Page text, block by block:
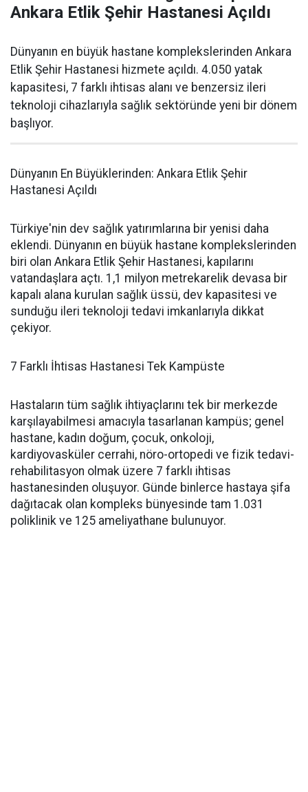
Ankara Etlik Şehir Hastanesi Açıldı
Dünyanın en büyük hastane komplekslerinden Ankara
Etlik Şehir Hastanesi hizmete açıldı. 4.050 yatak
kapasitesi, 7 farklı ihtisas alanı ve benzersiz ileri
teknoloji cihazlarıyla sağlık sektöründe yeni bir dönem
başlıyor.
Dünyanın En Büyüklerinden: Ankara Etlik Şehir
Hastanesi Açıldı
Türkiye'nin dev sağlık yatırımlarına bir yenisi daha
eklendi. Dünyanın en büyük hastane komplekslerinden
biri olan Ankara Etlik Şehir Hastanesi, kapılarını
vatandaşlara açtı. 1,1 milyon metrekarelik devasa bir
kapalı alana kurulan sağlık üssü, dev kapasitesi ve
sunduğu ileri teknoloji tedavi imkanlarıyla dikkat
çekiyor.
7 Farklı İhtisas Hastanesi Tek Kampüste
Hastaların tüm sağlık ihtiyaçlarını tek bir merkezde
karşılayabilmesi amacıyla tasarlanan kampüs; genel
hastane, kadın doğum, çocuk, onkoloji,
kardiyovasküler cerrahi, nöro-ortopedi ve fizik tedavi-
rehabilitasyon olmak üzere 7 farklı ihtisas
hastanesinden oluşuyor. Günde binlerce hastaya şifa
dağıtacak olan kompleks bünyesinde tam 1.031
poliklinik ve 125 ameliyathane bulunuyor.